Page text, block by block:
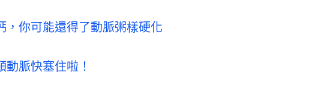
，你可能還得了動脈粥樣硬化
脈快塞住啦！